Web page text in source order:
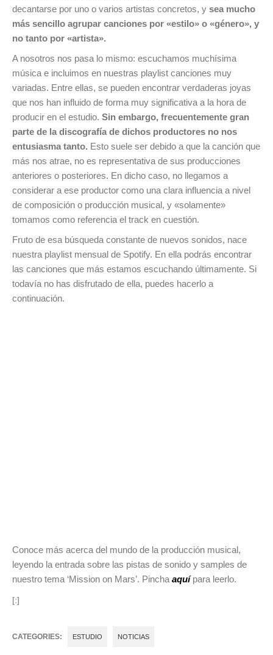
decantarse por uno o varios artistas concretos, y sea mucho
más sencillo agrupar canciones por «estilo» o «género», y
no tanto por «artista».
A nosotros nos pasa lo mismo: escuchamos muchísima
música e incluimos en nuestras playlist canciones muy
variadas. Entre ellas, se pueden encontrar verdaderas joyas
que nos han influido de forma muy significativa a la hora de
producir en el estudio. Sin embargo, frecuentemente gran
parte de la discografía de dichos productores no nos
entusiasma tanto. Esto suele ser debido a que la canción que
más nos atrae, no es representativa de sus producciones
anteriores o posteriores. En dicho caso, no llegamos a
considerar a ese productor como una clara influencia a nivel
de composición o producción musical, y «solamente»
tomamos como referencia el track en cuestión.
Fruto de esa búsqueda constante de nuevos sonidos, nace
nuestra playlist mensual de Spotify. En ella podrás encontrar
las canciones que más estamos escuchando últimamente. Si
todavía no has disfrutado de ella, puedes hacerlo a
continuación.
Conoce más acerca del mundo de la producción musical,
leyendo la entrada sobre las pistas de sonido y samples de
nuestro tema ‘Mission on Mars’. Pincha aquípara leerlo.
[:]
CATEGORIES: ESTUDIO NOTICIAS